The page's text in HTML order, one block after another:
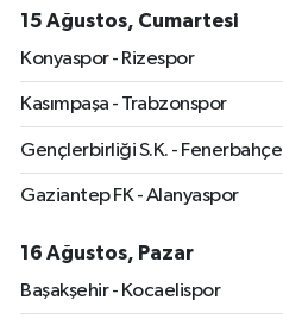
15 Ağustos, Cumartesi
Konyaspor - Rizespor
Kasımpaşa - Trabzonspor
Gençlerbirliği S.K. - Fenerbahçe
Gaziantep FK - Alanyaspor
16 Ağustos, Pazar
Başakşehir - Kocaelispor